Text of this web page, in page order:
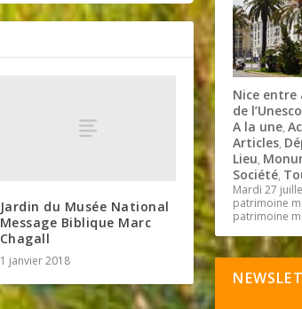
Jardin du Musée National
Message Biblique Marc
Chagall
1 janvier 2018
Nice
de l’Unesco
A la une,
Articles,
Lieu,
Société,
Mardi 27
patrimoine
patrimoine